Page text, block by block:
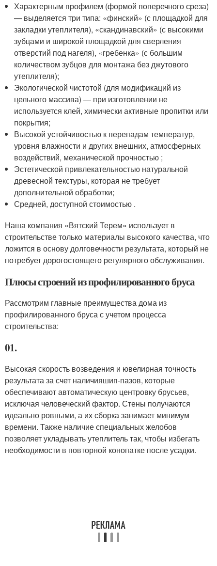
Характерным профилем (формой поперечного среза)
— выделяется три типа: «финский» (с площадкой для
закладки утеплителя), «скандинавский» (с высокими
зубцами и широкой площадкой для сверления
отверстий под нагеля), «гребенка» (с большим
количеством зубцов для монтажа без джутового
утеплителя);
Экологической чистотой (для модификаций из
цельного массива) — при изготовлении не
используется клей, химически активные пропитки или
покрытия;
Высокой устойчивостью к перепадам температур,
уровня влажности и других внешних, атмосферных
воздействий, механической прочностью ;
Эстетической привлекательностью натуральной
древесной текстуры, которая не требует
дополнительной обработки;
Средней, доступной стоимостью .
Наша компания «Вятский Терем» использует в
строительстве только материалы высокого качества, что
ложится в основу долговечности результата, который не
потребует дорогостоящего регулярного обслуживания.
Плюсы строений из профилированного бруса
Рассмотрим главные преимущества дома из
профилированного бруса с учетом процесса
строительства:
01.
Высокая скорость возведения и ювелирная точность
результата за счет наличияшип-пазов, которые
обеспечивают автоматическую центровку брусьев,
исключая человеческий фактор. Стены получаются
идеально ровными, а их сборка занимает минимум
времени. Также наличие специальных желобов
позволяет укладывать утеплитель так, чтобы избегать
необходимости в повторной конопатке после усадки.